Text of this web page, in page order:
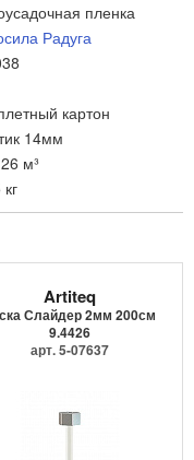
пленка
Радуга
картон
14мм
м³
Artiteq
Слайдер 2мм 200см
9.4426
арт. 5-07637